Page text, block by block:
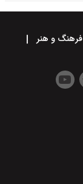
فرهنگ و هنر